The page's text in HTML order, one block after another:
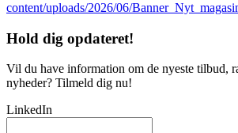
Hold dig opdateret!
Vil du have information om de nyeste tilbud,
nyheder? Tilmeld dig nu!
LinkedIn